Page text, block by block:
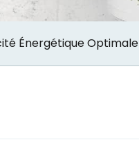
Énergétique Optimale